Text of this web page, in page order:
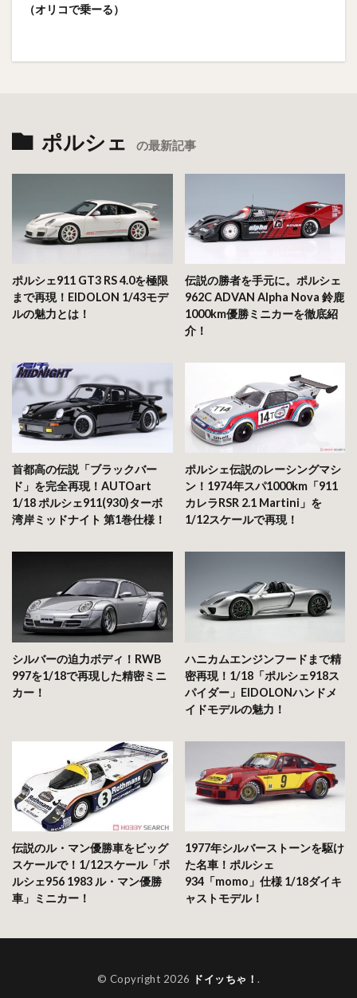
（オリコで乗ーる）
ポルシェ の最新記事
ポルシェ911 GT3 RS 4.0を極限
まで再現！EIDOLON 1/43モデ
ルの魅力とは！
伝説の勝者を手元に。ポルシェ
962C ADVAN Alpha Nova 鈴鹿
1000km優勝ミニカーを徹底紹
介！
首都高の伝説「ブラックバー
ド」を完全再現！AUTOart
1/18 ポルシェ911(930)ターボ
湾岸ミッドナイト 第1巻仕様！
ポルシェ伝説のレーシングマシ
ン！1974年スパ1000km「911
カレラRSR 2.1 Martini」を
1/12スケールで再現！
シルバーの迫力ボディ！RWB
997を1/18で再現した精密ミニ
カー！
ハニカムエンジンフードまで精
密再現！1/18「ポルシェ918ス
パイダー」EIDOLONハンドメ
イドモデルの魅力！
伝説のル・マン優勝車をビッグ
スケールで！1/12スケール「ポ
ルシェ956 1983 ル・マン優勝
車」ミニカー！
1977年シルバーストーンを駆け
た名車！ポルシェ
934「momo」仕様 1/18ダイキ
ャストモデル！
© Copyright 2026 ドイッちゃ！ .